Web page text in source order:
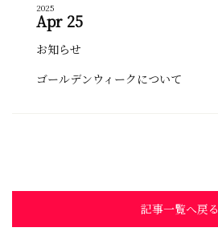
2025
Apr 25
お知らせ
ゴールデンウィークについて
記事一覧へ戻る